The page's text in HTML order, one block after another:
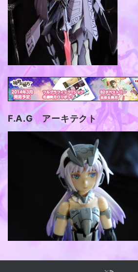
F.A.G アーキテクト